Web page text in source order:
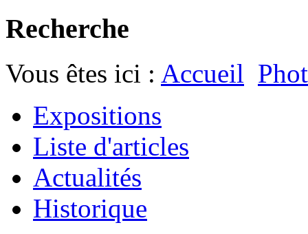
Recherche
Vous êtes ici : Accueil
Expositions
Liste d'articles
Actualités
Historique